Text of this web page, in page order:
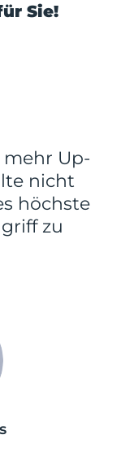
Sie!
Up-
nicht
höchste
zu